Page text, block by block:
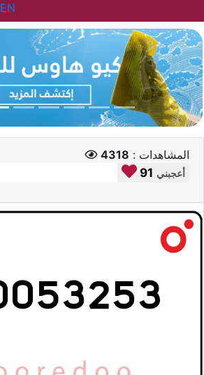
EN
المشاهدات : 4318
91 أعجبني